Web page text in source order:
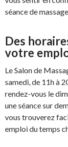
séance de
Des
votre
Le Salon de
samedi, de 11h à
rendez-vous le
une séance sur
vous trouverez
emploi du temps